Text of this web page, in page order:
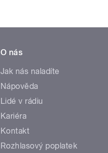
O nás
Jak nás naladíte
Nápověda
Lidé v rádiu
Kariéra
Kontakt
Rozhlasový poplatek